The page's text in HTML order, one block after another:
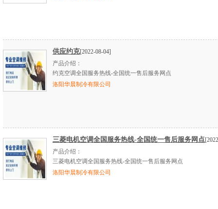
供应约克[2022-08-04]
产品介绍：
约克空调全国服务热线-全国统一售后服务网点
洛阳华晨制冷有限公司
三菱电机空调全国服务热线-全国统一售后服务网点
产品介绍：
三菱电机空调全国服务热线-全国统一售后服务网点
洛阳华晨制冷有限公司